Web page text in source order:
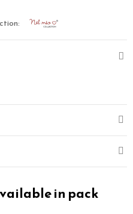
in pack